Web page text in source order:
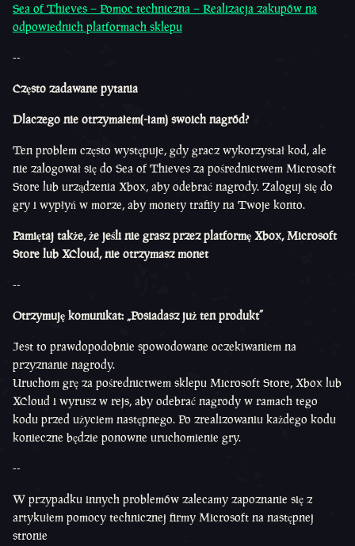
Sea of Thieves – Pomoc techniczna – Realizacja zakupów na
odpowiednich platformach sklepu
--
Często zadawane pytania
Dlaczego nie otrzymałem(-łam) swoich nagród?
Ten problem często występuje, gdy gracz wykorzystał kod, ale
nie zalogował się do Sea of Thieves za pośrednictwem Microsoft
Store lub urządzenia Xbox, aby odebrać nagrody. Zaloguj się do
gry i wypłyń w morze, aby monety trafiły na Twoje konto.
Pamiętaj także, że jeśli nie grasz przez platformę Xbox, Microsoft
Store lub XCloud, nie otrzymasz monet
--
Otrzymuję komunikat: „Posiadasz już ten produkt”
Jest to prawdopodobnie spowodowane oczekiwaniem na
przyznanie nagrody.
Uruchom grę za pośrednictwem sklepu Microsoft Store, Xbox lub
XCloud i wyrusz w rejs, aby odebrać nagrody w ramach tego
kodu przed użyciem następnego. Po zrealizowaniu każdego kodu
konieczne będzie ponowne uruchomienie gry.
--
W przypadku innych problemów zalecamy zapoznanie się z
artykułem pomocy technicznej firmy Microsoft na następnej
stronie